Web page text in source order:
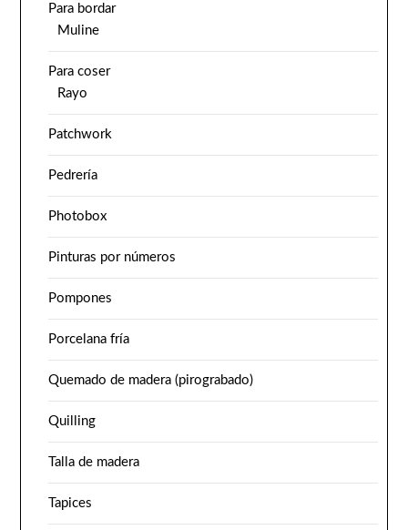
Para bordar
Muline
Para coser
Rayo
Patchwork
Pedrería
Photobox
Pinturas por números
Pompones
Porcelana fría
Quemado de madera (pirograbado)
Quilling
Talla de madera
Tapices